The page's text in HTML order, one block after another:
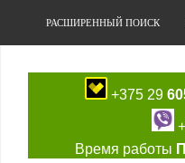
РАСШИРЕННЫЙ ПОИСК
+375 29
Время работы